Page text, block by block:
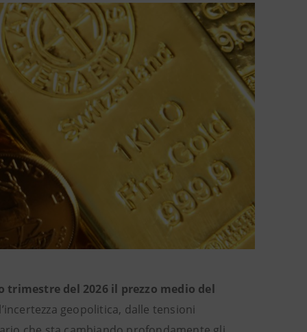
trimestre del 2026 il prezzo medio del
geopolitica, dalle tensioni